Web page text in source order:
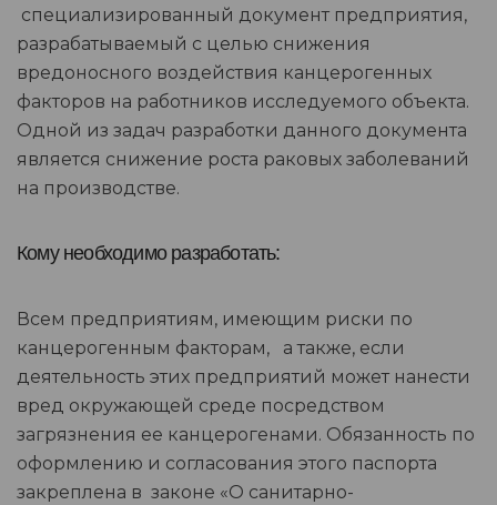
специализированный документ предприятия,
разрабатываемый с целью снижения
вредоносного воздействия канцерогенных
факторов на работников исследуемого объекта.
Одной из задач разработки данного документа
является снижение роста раковых заболеваний
на производстве.
Кому необходимо разработать:
Всем предприятиям, имеющим риски по
канцерогенным факторам, а также, если
деятельность этих предприятий может нанести
вред окружающей среде посредством
загрязнения ее канцерогенами. Обязанность по
оформлению и согласования этого паспорта
закреплена в законе «О санитарно-